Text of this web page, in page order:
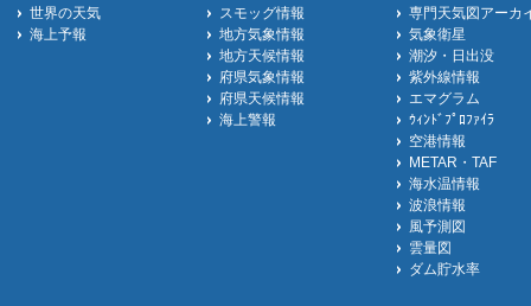
世界の天気
海上予報
スモッグ情報
地方気象情報
地方天候情報
府県気象情報
府県天候情報
海上警報
専門天気図アーカ
気象衛星
潮汐・日出没
紫外線情報
エマグラム
ｳｨﾝﾄﾞﾌﾟﾛﾌｧｲﾗ
空港情報
METAR・TAF
海水温情報
波浪情報
風予測図
雲量図
ダム貯水率